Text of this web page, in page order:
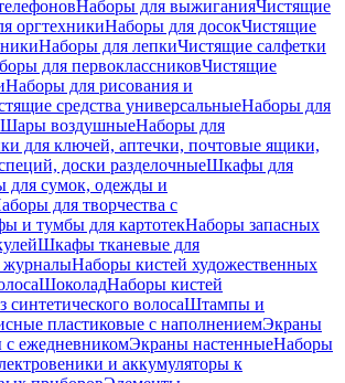
Наборы для выжиганияЧистящие
оргтехникиНаборы для досокЧистящие
Наборы для лепкиЧистящие салфетки
для первоклассниковЧистящие
Наборы для рисования и
средства универсальныеНаборы для
Шары воздушныеНаборы для
для ключей, аптечки, почтовые ящики,
доски разделочныеШкафы для
сумок, одежды и
для творчества с
и тумбы для картотекНаборы запасных
Шкафы тканевые для
Наборы кистей художественных
ШоколадНаборы кистей
синтетического волосаШтампы и
пластиковые с наполнениемЭкраны
ежедневникомЭкраны настенныеНаборы
и аккумуляторы к